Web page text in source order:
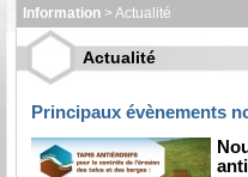
Information > Actualité
Actualité
Principaux évènements